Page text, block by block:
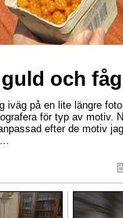
och
iväg på en lite längre
för typ av motiv.
efter de motiv